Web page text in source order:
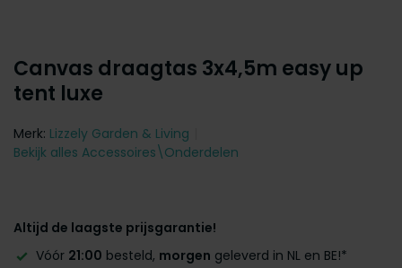
Canvas draagtas 3x4,5m easy up
tent luxe
Merk: Lizzely Garden & Living
Bekijk alles Accessoires\Onderdelen
Altijd de laagste prijsgarantie!
Vóór 21:00 besteld, morgen geleverd in NL en BE!*